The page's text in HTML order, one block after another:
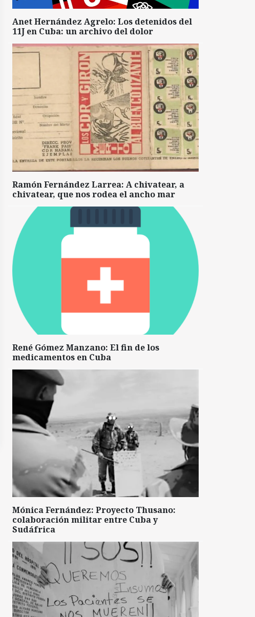
Anet Hernández Agrelo: Los detenidos del
11J en Cuba: un archivo del dolor
Ramón Fernández Larrea: A chivatear, a
chivatear, que nos rodea el ancho mar
René Gómez Manzano: El fin de los
medicamentos en Cuba
Mónica Fernández: Proyecto Thusano:
colaboración militar entre Cuba y
Sudáfrica